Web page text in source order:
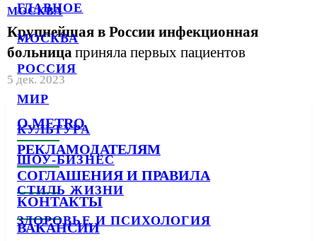
ГЛАВНОЕ
МОСКВА
РОССИЯ
МИР
КУЛЬТУРА
ШОУ-БИЗНЕС
СТИЛЬ ЖИЗНИ
ЗДОРОВЬЕ И ПСИХОЛОГИЯ
МОСКВА
Крупнейшая в России инфекционная
больница приняла первых пациентов
5 дек. 2023
О METRO
РЕКЛАМОДАТЕЛЯМ
СОГЛАШЕНИЯ И ПРАВИЛА
КОНТАКТЫ
ВАКАНСИИ